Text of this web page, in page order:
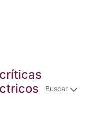
Buscar